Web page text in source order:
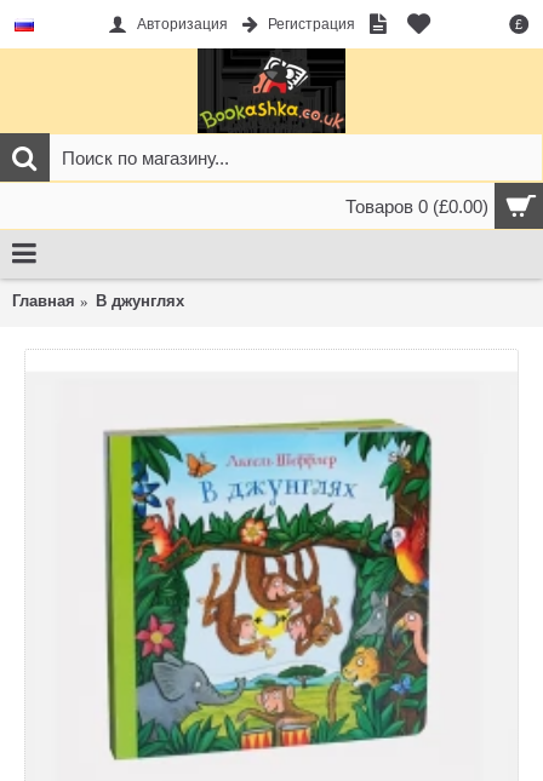
£
Авторизация Регистрация
Товаров 0 (£0.00)
Главная В джунглях